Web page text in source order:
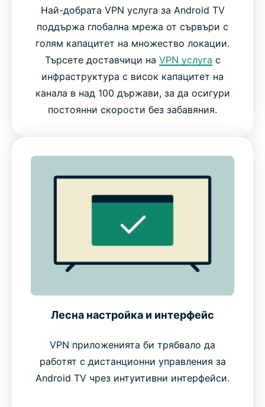
Най-добрата VPN услуга за Android TV
поддържа глобална мрежа от сървъри с
голям капацитет на множество локации.
Търсете доставчици на VPN услуга с
инфраструктура с висок капацитет на
канала в над 100 държави, за да осигури
постоянни скорости без забавяния.
Лесна настройка и интерфейс
VPN приложенията би трябвало да
работят с дистанционни управления за
Android TV чрез интуитивни интерфейси.